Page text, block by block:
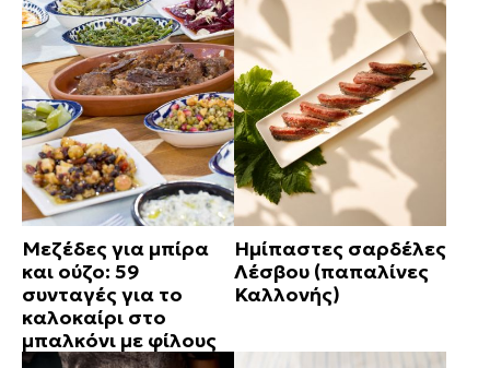
Μεζέδες για μπίρα
και ούζο: 59
συνταγές για το
καλοκαίρι στο
μπαλκόνι με φίλους
Ημίπαστες σαρδέλες
Λέσβου (παπαλίνες
Καλλονής)